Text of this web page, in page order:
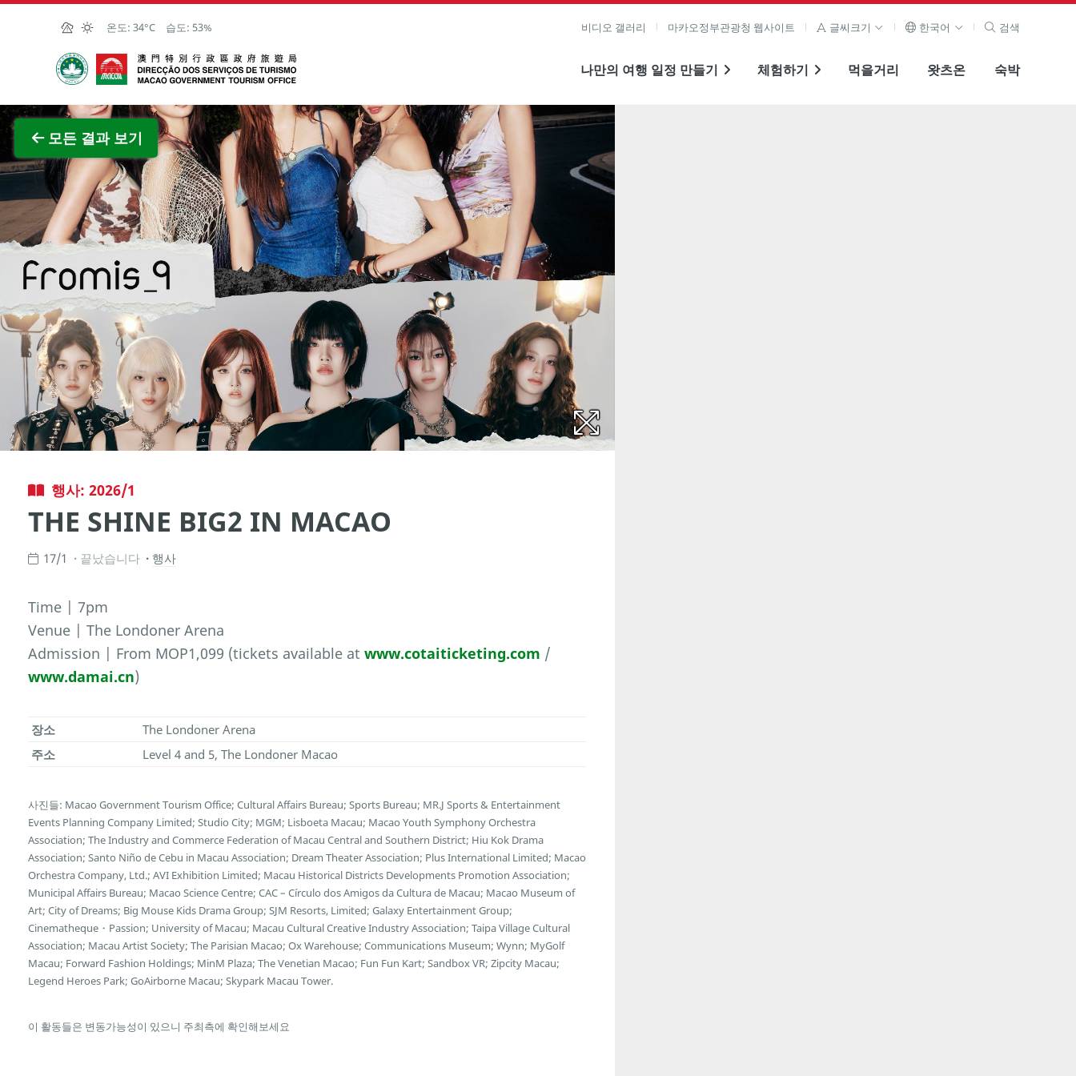
Skip to Main Content
온도: 34°C 습도: 53% 비디오 갤러리 마카오정부관광청 웹사이트 글씨크기 한국어 검색
마카오정부관광청
나만의 여행 일정 만들기 체험하기 먹을거리 왓츠온 숙박
모든 결과 보기
전체 이미지 보기
행사: 2026/1
THE SHINE BIG2 IN MACAO
17/1 끝났습니다 행사
Time | 7pm
Venue | The Londoner Arena
Admission | From MOP1,099 (tickets available atwww.cotaiticketing.com /
www.damai.cn)
장소
The Londoner Arena
주소
Level 4 and 5, The Londoner Macao
사진들: Macao Government Tourism Office; Cultural Affairs Bureau; Sports Bureau; MR.J Sports & Entertainment
Events Planning Company Limited; Studio City; MGM; Lisboeta Macau; Macao Youth Symphony Orchestra
Association; The Industry and Commerce Federation of Macau Central and Southern District; Hiu Kok Drama
Association; Santo Niño de Cebu in Macau Association; Dream Theater Association; Plus International Limited; Macao
Orchestra Company, Ltd.; AVI Exhibition Limited; Macau Historical Districts Developments Promotion Association;
Municipal Affairs Bureau; Macao Science Centre; CAC – Círculo dos Amigos da Cultura de Macau; Macao Museum of
Art; City of Dreams; Big Mouse Kids Drama Group; SJM Resorts, Limited; Galaxy Entertainment Group;
Cinematheque・Passion; University of Macau; Macau Cultural Creative Industry Association; Taipa Village Cultural
Association; Macau Artist Society; The Parisian Macao; Ox Warehouse; Communications Museum; Wynn; MyGolf
Macau; Forward Fashion Holdings; MinM Plaza; The Venetian Macao; Fun Fun Kart; Sandbox VR; Zipcity Macau;
Legend Heroes Park; GoAirborne Macau; Skypark Macau Tower.
이 활동들은 변동가능성이 있으니 주최측에 확인해보세요